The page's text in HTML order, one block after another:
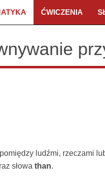
ĆWICZENIA
ludźmi, rzeczami
słowa than.